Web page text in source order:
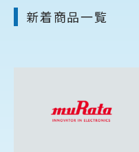
新着商品一覧